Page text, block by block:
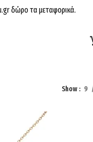
δώρο τα μεταφορικά.
Show 9